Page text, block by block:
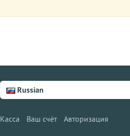
Russian
Касса Ваш счёт Авторизация